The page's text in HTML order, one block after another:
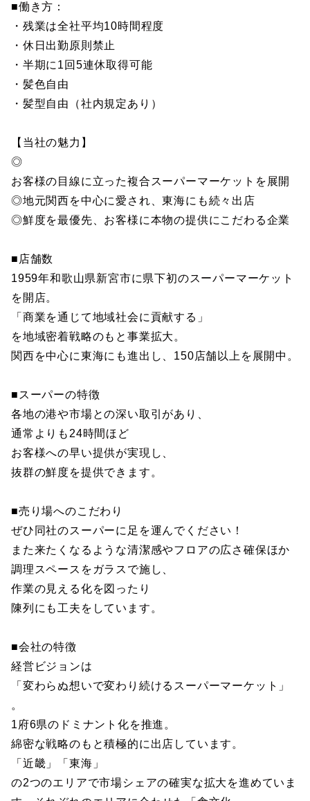
■働き方：
・残業は全社平均10時間程度
・休日出勤原則禁止
・半期に1回5連休取得可能
・髪色自由
・髪型自由（社内規定あり）
【当社の魅力】
◎
お客様の目線に立った複合スーパーマーケットを展開
◎地元関西を中心に愛され、東海にも続々出店
◎鮮度を最優先、お客様に本物の提供にこだわる企業
■店舗数
1959年和歌山県新宮市に県下初のスーパーマーケット
を開店。
「商業を通じて地域社会に貢献する」
を地域密着戦略のもと事業拡大。
関西を中心に東海にも進出し、150店舗以上を展開中。
■スーパーの特徴
各地の港や市場との深い取引があり、
通常よりも24時間ほど
お客様への早い提供が実現し、
抜群の鮮度を提供できます。
■売り場へのこだわり
ぜひ同社のスーパーに足を運んでください！
また来たくなるような清潔感やフロアの広さ確保ほか
調理スペースをガラスで施し、
作業の見える化を図ったり
陳列にも工夫をしています。
■会社の特徴
経営ビジョンは
「変わらぬ想いで変わり続けるスーパーマーケット」
。
1府6県のドミナント化を推進。
綿密な戦略のもと積極的に出店しています。
「近畿」「東海」
の2つのエリアで市場シェアの確実な拡大を進めていま